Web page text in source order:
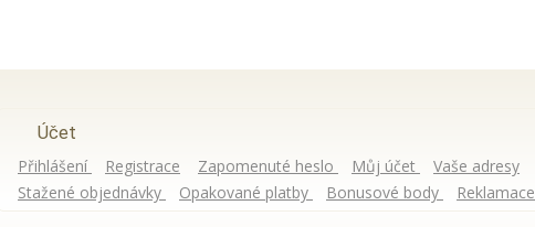
Účet
Přihlášení
Registrace Zapomenuté heslo Můj účet Vaše adresy
Stažené objednávky
Opakované platby Bonusové body Reklamace